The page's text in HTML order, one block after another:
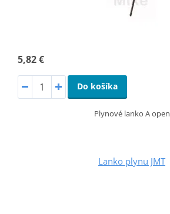
5,82 €
Do košíka
Plynové lanko A open
Lanko plynu JMT